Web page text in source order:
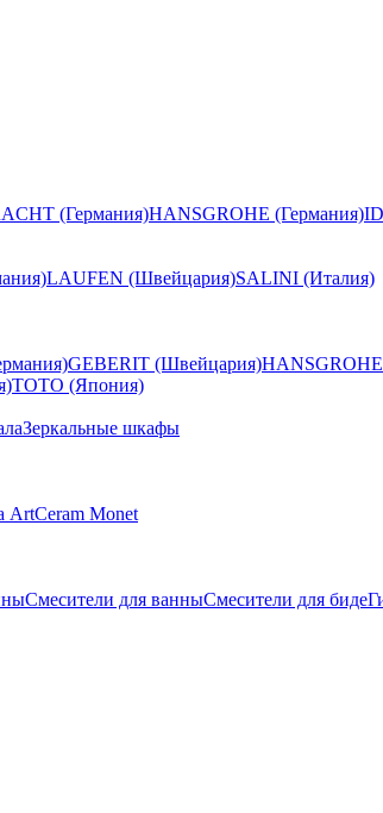
(Германия)HANSGROHE (Германия)
LAUFEN (Швейцария)SALINI (Италия)
GEBERIT (Швейцария)
TOTO (Япония)
Зеркальные шкафы
ArtCeram Monet
Смесители для ванныСмесители для биде